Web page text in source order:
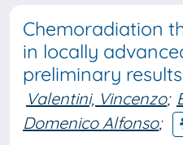
Chemoradiation
in locally
preliminary
Valentini, Vincenzo;
Domenico Alfonso;